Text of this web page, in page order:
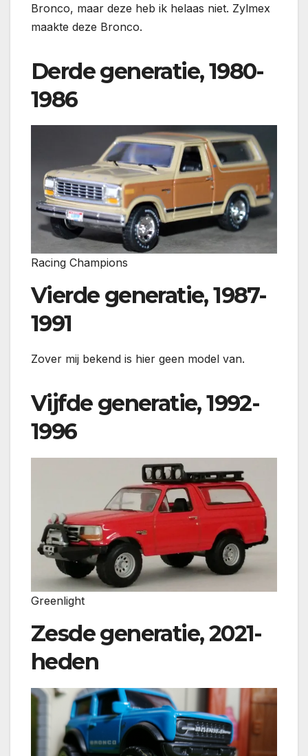
Bronco, maar deze heb ik helaas niet. Zylmex
maakte deze Bronco.
Derde generatie, 1980-
1986
Racing Champions
Vierde generatie, 1987-
1991
Zover mij bekend is hier geen model van.
Vijfde generatie, 1992-
1996
Greenlight
Zesde generatie, 2021-
heden